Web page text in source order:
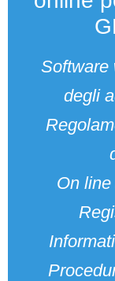
Software
degli
On